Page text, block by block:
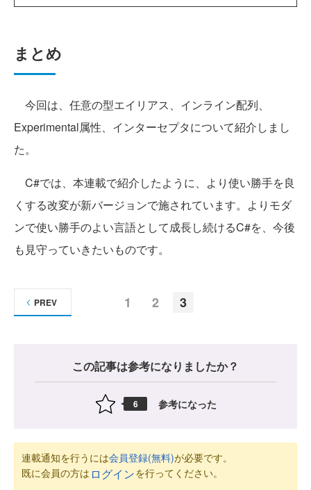
まとめ
今回は、任意の型エイリアス、インライン配列、
Experimental属性、インターセプタについて紹介しまし
た。
C#では、本連載で紹介したように、より使い勝手を良
くする改変が新バージョンで施されています。よりモダ
ンで使い勝手のよい言語として成長し続けるC#を、今後
も見守っていきたいものです。
1 2 3
PREV
この記事は参考になりましたか？
6 参考になった
連載通知を行うには会員登録(無料)が必要です。
既に会員の方は ログインを行ってください。